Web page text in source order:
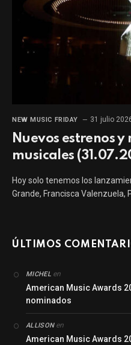
NEW MUSIC FRIDAY 31 julio
Nuevos estrenos y
musicales
Hoy solo tenemos los
Grande, Francisca Valenzuela,
ÚLTIMOS
MICHELen
American Music Awards
nominados
ALLISONen
American Music Awards